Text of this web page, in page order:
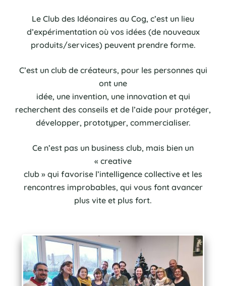
Le Club des Idéonaires au Cog, c’est un lieu
d’expérimentation où vos idées (de nouveaux
produits/services) peuvent prendre forme.
C’est un club de créateurs, pour les personnes qui
ont une
idée, une invention, une innovation et qui
recherchent des conseils et de l’aide pour protéger,
développer, prototyper, commercialiser.
Ce n’est pas un business club, mais bien un
« creative
club » qui favorise l’intelligence collective et les
rencontres improbables, qui vous font avancer
plus vite et plus fort.